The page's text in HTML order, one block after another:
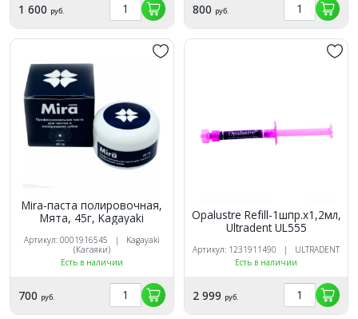
1 600 руб. 800 руб.
Mira-паста полировочная,
Мята, 45г, Kagayaki
Артикул: 0001916545 | Kagayaki
(Кагаяки)
Есть в наличии
700 руб.
Opalustre Refill-1шпр.х1,2мл,
Ultradent UL555
Артикул: 1231911490 | ULTRADENT
Есть в наличии
2 999 руб.